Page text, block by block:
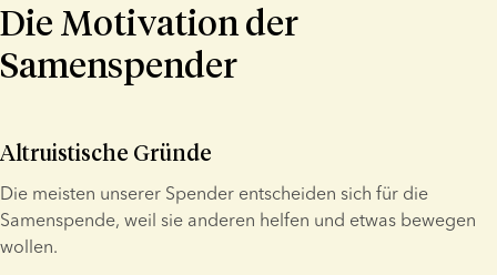
Die Motivation der
Samenspender
Altruistische Gründe
Die meisten unserer Spender entscheiden sich für die
Samenspende, weil sie anderen helfen und etwas bewegen
wollen.